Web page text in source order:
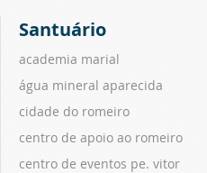
Santuário
academia marial
água mineral aparecida
cidade do romeiro
centro de apoio ao romeiro
centro de eventos pe. vitor